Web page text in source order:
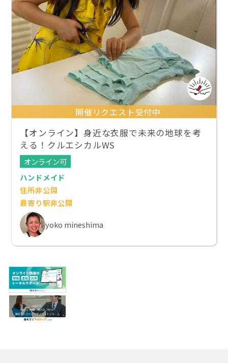
開催リクエスト受付中
【オンライン】身近な衣服で未来の地球を考
える！クルエシカルWS
オンライン可
ハンドメイド
住所非公開
最寄り駅非公開
yoko mineshima